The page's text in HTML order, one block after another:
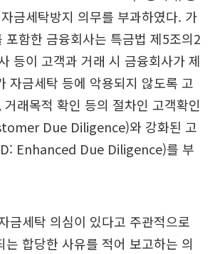
금세탁방지 의무를 부과하였다. 가
포함한 금융회사는 특금법 제5조의2
등이 고객과 거래 시 금융회사가 제
자금세탁 등에 악용되지 않도록 고
래목적 확인 등의 절차인 고객확인
Due Diligence)와 강화된 고
Enhanced Due Diligence)를 부
금세탁 의심이 있다고 주관적으로
는 합당한 사유를 적어 보고하는 의